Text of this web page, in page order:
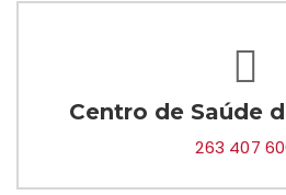
Centro de Saúde
263 407